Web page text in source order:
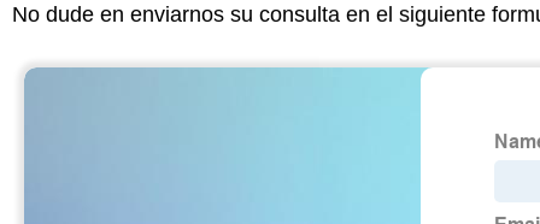
No dude en enviarnos su consulta en el siguiente